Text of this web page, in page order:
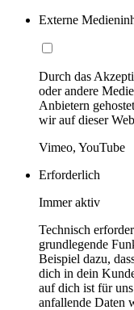
Externe
Durch das
oder andere
Anbietern
wir auf dieser
Vimeo, YouTube
Erforderlich
Immer aktiv
Technisch
grundlegende
Beispiel dazu,
dich in dein
auf dich ist für
anfallende Daten